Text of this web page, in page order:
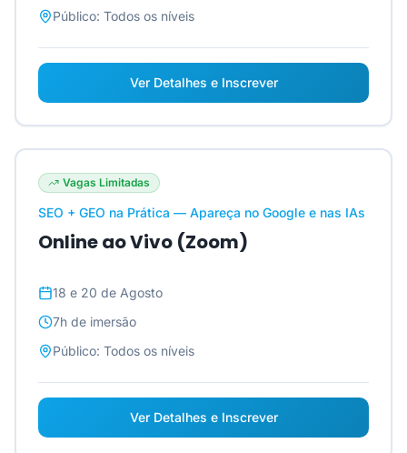
Público: Todos os níveis
Ver Detalhes e Inscrever
Vagas Limitadas
SEO + GEO na Prática — Apareça no Google e nas IAs
Online ao Vivo (Zoom)
18 e 20 de Agosto
7h de imersão
Público: Todos os níveis
Ver Detalhes e Inscrever